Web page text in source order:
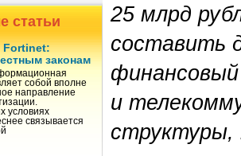
статьи
Fortinet:
законам
собой вполне
направление
условиях
связывается
25 млрд
составить
и
структуры,